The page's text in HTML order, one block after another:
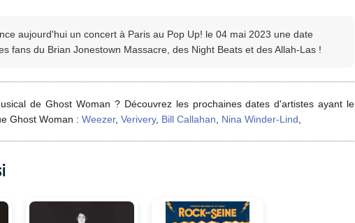
aujourd'hui un concert à Paris au Pop Up! le 04 mai 2023 une date
fans du Brian Jonestown Massacre, des Night Beats et des Allah-Las !
de Ghost Woman ? Découvrez les prochaines dates d'artistes ayant le
Ghost Woman : Weezer, Verivery, Bill Callahan Nina Winder-Lind